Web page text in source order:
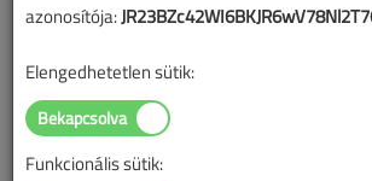
azonosítója:
Elengedhetetlen sütik:
Funkcionális sütik: